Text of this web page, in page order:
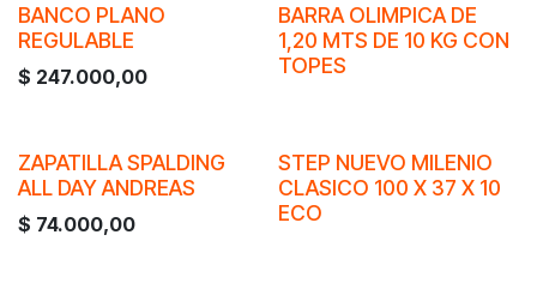
BANCO PLANO
REGULABLE
$ 247.000,00
BARRA OLIMPICA DE
1,20 MTS DE 10 KG CON
TOPES
ZAPATILLA SPALDING
ALL DAY ANDREAS
$ 74.000,00
STEP NUEVO MILENIO
CLASICO 100 X 37 X 10
ECO